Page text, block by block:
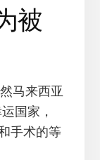
被
马来西亚
国家，
手术的等